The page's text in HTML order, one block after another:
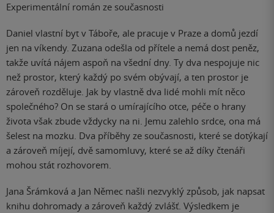
Experimentální román ze současnosti
Daniel vlastní byt v Táboře, ale pracuje v Praze a domů jezdí
jen na víkendy. Zuzana odešla od přítele a nemá dost peněz,
takže uvítá nájem aspoň na všední dny. Ty dva nespojuje nic
než prostor, který každý po svém obývají, a ten prostor je
zároveň rozděluje. Jak by vlastně dva lidé mohli mít něco
společného? On se stará o umírajícího otce, péče o hrany
života však zbude vždycky na ni. Jemu zalehlo srdce, ona má
šelest na mozku. Dva příběhy ze současnosti, které se dotýkají
a zároveň míjejí, dvě samomluvy, které se až díky čtenáři
mohou stát rozhovorem.
Jana Šrámková a Jan Němec našli nezvyklý způsob, jak napsat
knihu dohromady a zároveň každý zvlášť. Výsledkem je